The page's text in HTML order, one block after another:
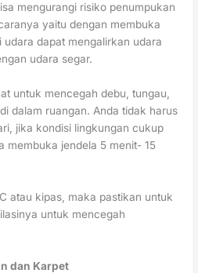
mengurangi risiko penumpukan
yaitu dengan membuka
udara dapat mengalirkan udara
udara segar.
untuk mencegah debu, tungau,
dalam ruangan. Anda tidak harus
jika kondisi lingkungan cukup
membuka jendela 5 menit- 15
atau kipas, maka pastikan untuk
untuk mencegah
dan Karpet